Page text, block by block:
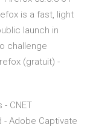
is a fast, light
launch in
challenge
(gratuit) -
CNET
Adobe Captivate